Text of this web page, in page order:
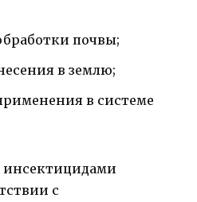
почвы;
в землю;
в системе
инсектицидами
с